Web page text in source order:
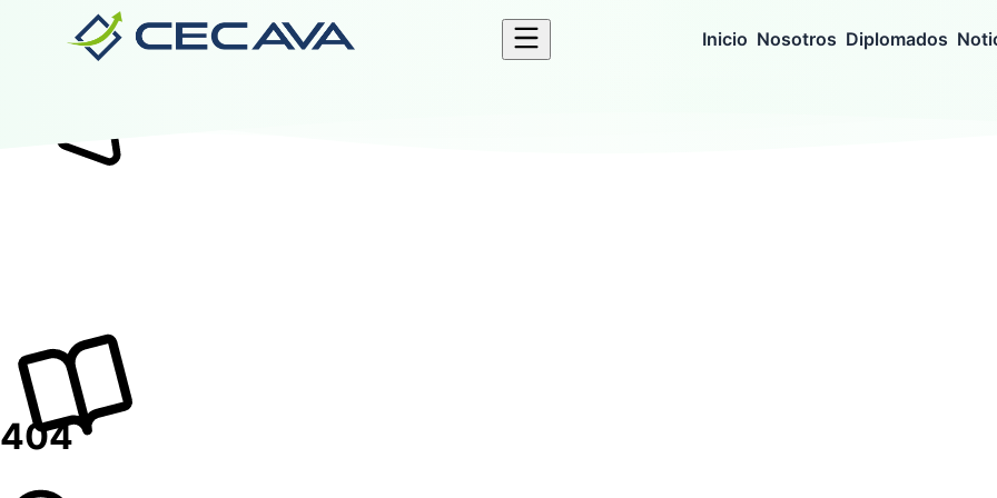
Inicio Nosotros Diplomados
Nosotros
Valida tu Certificado Ingresar al Aula Virtual
404